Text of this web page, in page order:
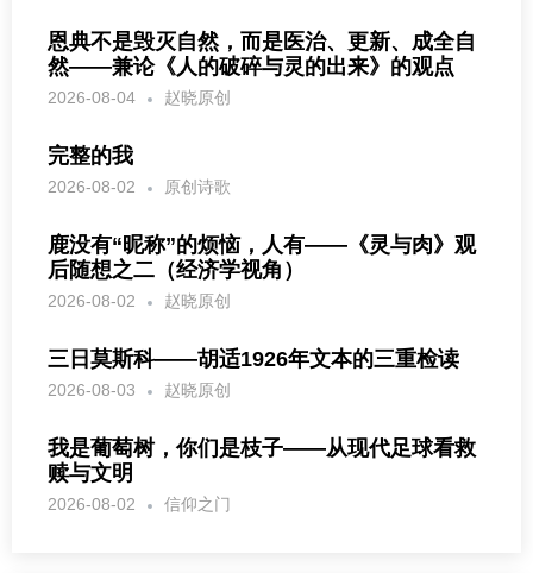
恩典不是毁灭自然，而是医治、更新、成全自
然——兼论《人的破碎与灵的出来》的观点
2026-08-04 赵晓原创
完整的我
2026-08-02 原创诗歌
鹿没有“昵称”的烦恼，人有——《灵与肉》观
后随想之二（经济学视角）
2026-08-02 赵晓原创
三日莫斯科——胡适1926年文本的三重检读
2026-08-03 赵晓原创
我是葡萄树，你们是枝子——从现代足球看救
赎与文明
2026-08-02 信仰之门